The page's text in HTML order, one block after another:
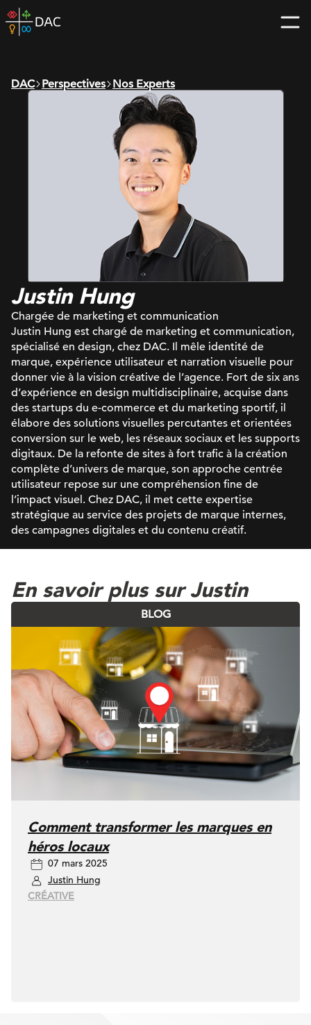
Skip
to
home
DAC Perspectives Nos Experts
Justin Hung
Chargée de marketing et communication
Justin Hung est chargé de marketing et communication,
spécialisé en design, chez DAC. Il mêle identité de
marque, expérience utilisateur et narration visuelle pour
donner vie à la vision créative de l’agence. Fort de six ans
d’expérience en design multidisciplinaire, acquise dans
des startups du e-commerce et du marketing sportif, il
élabore des solutions visuelles percutantes et orientées
conversion sur le web, les réseaux sociaux et les supports
digitaux. De la refonte de sites à fort trafic à la création
complète d’univers de marque, son approche centrée
utilisateur repose sur une compréhension fine de
l’impact visuel. Chez DAC, il met cette expertise
stratégique au service des projets de marque internes,
des campagnes digitales et du contenu créatif.
En savoir plus sur Justin
BLOG
Comment transformer les marques en
héros locaux
07 mars 2025
Justin Hung
CRÉATIVE